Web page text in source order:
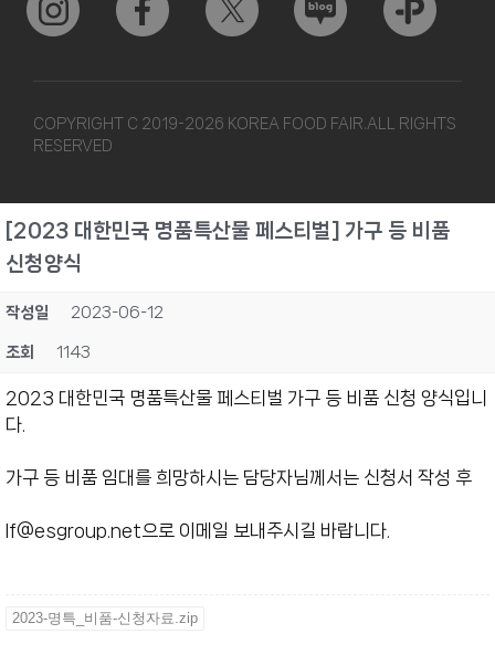
COPYRIGHT C 2019-2026 KOREA FOOD FAIR.ALL RIGHTS
RESERVED
[2023 대한민국 명품특산물 페스티벌] 가구 등 비품
신청양식
작성일 2023-06-12
조회 1143
2023 대한민국 명품특산물 페스티벌 가구 등 비품 신청 양식입니
다.
가구 등 비품 임대를 희망하시는 담당자님께서는 신청서 작성 후
lf@esgroup.net으로 이메일 보내주시길 바랍니다.
2023-명특_비품-신청자료.zip